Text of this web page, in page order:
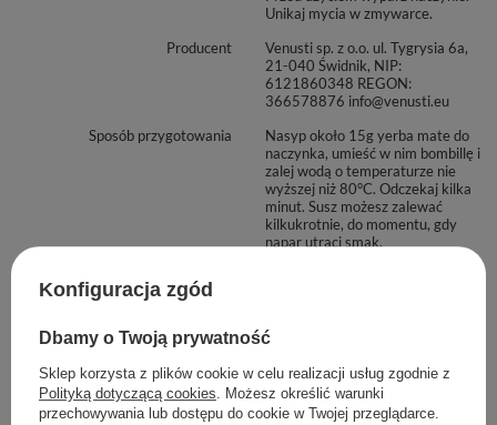
Unikaj mycia w zmywarce.
Producent
Venusti sp. z o.o. ul. Tygrysia 6a,
21-040 Świdnik, NIP:
6121860348 REGON:
366578876 info@venusti.eu
Sposób przygotowania
Nasyp około 15g yerba mate do
naczynka, umieść w nim bombillę i
zalej wodą o temperaturze nie
wyższej niż 80°C. Odczekaj kilka
minut. Susz możesz zalewać
kilkukrotnie, do momentu, gdy
napar utraci smak.
Zobacz również
Konfiguracja zgód
Dbamy o Twoją prywatność
Sklep korzysta z plików cookie w celu realizacji usług zgodnie z
Polityką dotyczącą cookies . Możesz określić warunki
przechowywania lub dostępu do cookie w Twojej przeglądarce.